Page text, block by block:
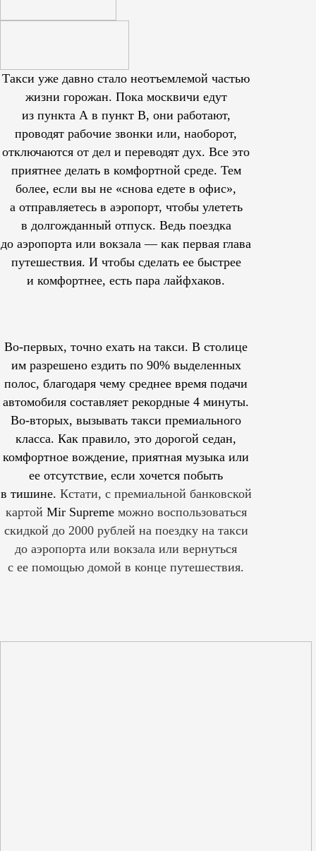
Такси уже давно стало неотъемлемой частью
жизни горожан. Пока москвичи едут
из пункта А в пункт В, они работают,
проводят рабочие звонки или, наоборот,
отключаются от дел и переводят дух. Все это
приятнее делать в комфортной среде. Тем
более, если вы не «снова едете в офис»,
а отправляетесь в аэропорт, чтобы улететь
в долгожданный отпуск. Ведь поездка
до аэропорта или вокзала — как первая глава
путешествия. И чтобы сделать ее быстрее
и комфортнее, есть пара лайфхаков.
Во-первых, точно ехать на такси. В столице
им разрешеноездить по 90% выделенных
полос, благодаря чему среднее время подачи
автомобиля составляет рекордные 4 минуты.
Во-вторых, вызывать такси премиального
класса. Как правило, это дорогой седан,
комфортное вождение, приятная музыка или
ее отсутствие, если хочется побыть
в тишине. Кстати, с премиальной банковской
картой Mir Supreme можно воспользоваться
скидкой до 2000 рублей на поездку на такси
до аэропорта или вокзала или вернуться
с ее помощью домой в конце путешествия.